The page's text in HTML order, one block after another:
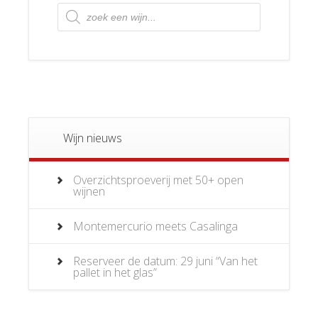
Producten
zoeken
Wijn nieuws
Overzichtsproeverij met 50+ open
wijnen
Montemercurio meets Casalinga
Reserveer de datum: 29 juni “Van het
pallet in het glas”